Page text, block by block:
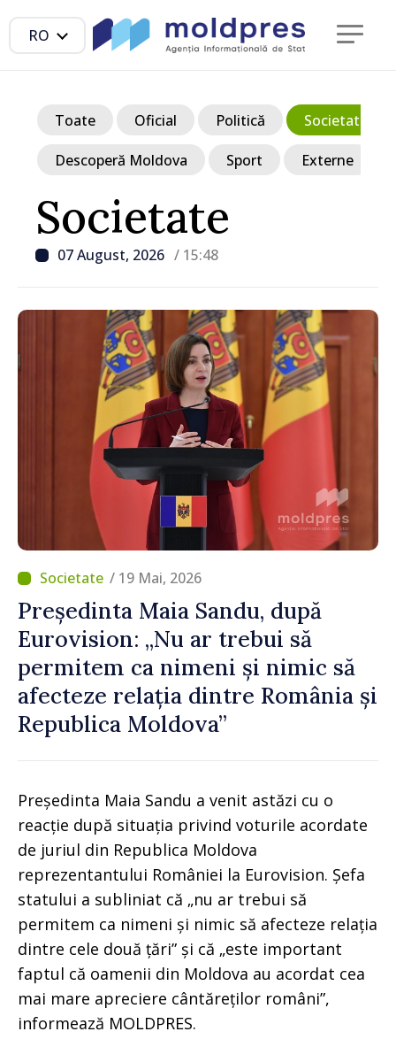
RO
Societate
07 August, 2026 / 15:48
Toate Oficial Politică Societate
Descoperă Moldova Sport Externe
/ 19 Mai, 2026
Președinta Maia Sandu, după
Eurovision: „Nu ar trebui să
permitem ca nimeni și nimic să
afecteze relația dintre România și
Republica Moldova”
Președinta Maia Sandu a venit astăzi cu o
reacție după situația privind voturile acordate
de juriul din Republica Moldova
reprezentantului României la Eurovision. Șefa
statului a subliniat că „nu ar trebui să
permitem ca nimeni și nimic să afecteze relația
dintre cele două țări” și că „este important
faptul că oamenii din Moldova au acordat cea
mai mare apreciere cântăreților români”,
informează MOLDPRES.